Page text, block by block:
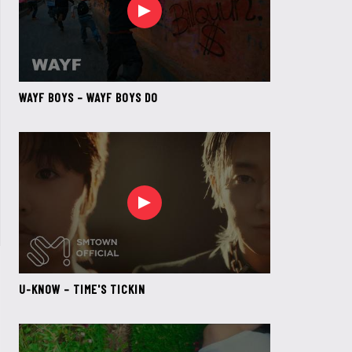
WAYF BOYS – WAYF BOYS DO
U-KNOW – TIME'S TICKIN